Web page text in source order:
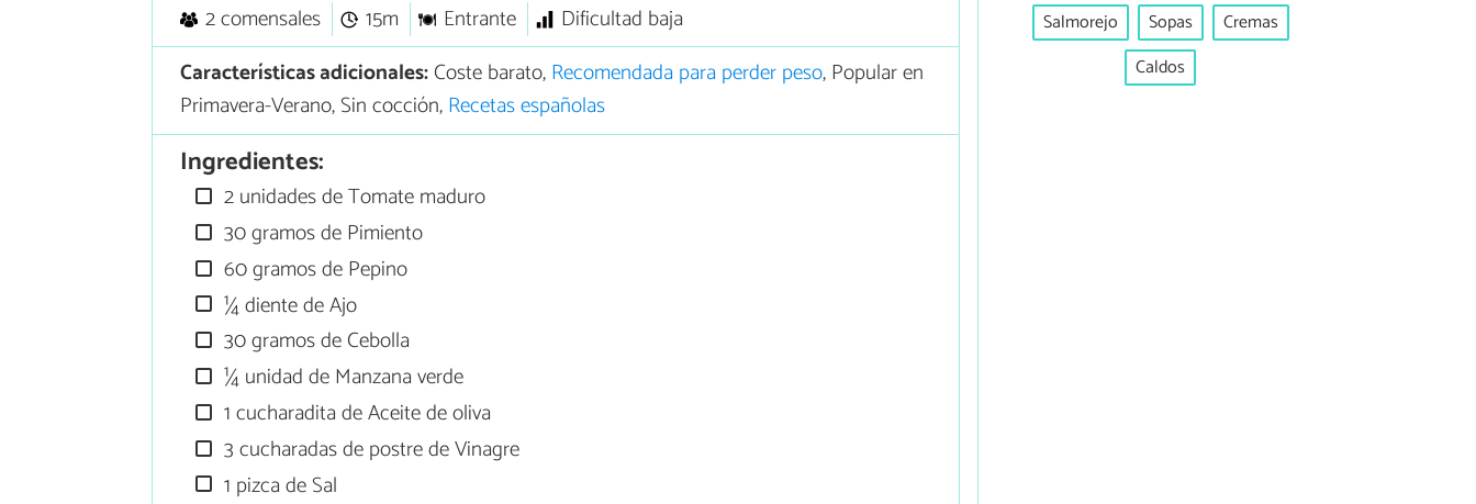
2 comensales 15m Entrante
Dificultad baja
Características adicionales:Coste barato,Recomendada para perder peso, Popular en
Primavera-Verano, Sin cocción,Recetas españolas
Ingredientes:
2 unidades de Tomate maduro
30 gramos de Pimiento
60 gramos de Pepino
¼ diente de Ajo
30 gramos de Cebolla
¼ unidad de Manzana verde
1 cucharadita de Aceite de oliva
3 cucharadas de postre de Vinagre
1 pizca de Sal
Salmorejo Sopas
Cremas
Caldos